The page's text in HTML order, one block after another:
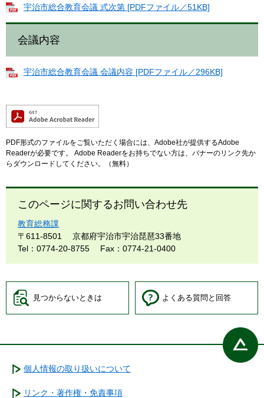
宇治市総合教育会議 式次第 [PDFファイル／51KB]
会議内容
宇治市総合教育会議 会議内容 [PDFファイル／296KB]
PDF形式のファイルをご覧いただく場合には、Adobe社が提供するAdobe
Readerが必要です。
Adobe Readerをお持ちでない方は、バナーのリンク先か
らダウンロードしてください。（無料）
このページに関するお問い合わせ先
教育総務課
〒611-8501
京都府宇治市宇治琵琶33番地
Tel：0774-20-8755
Fax：0774-21-0400
見つからないときは よくある質問と回答
個人情報の取り扱いについて
リンク・著作権・免責事項